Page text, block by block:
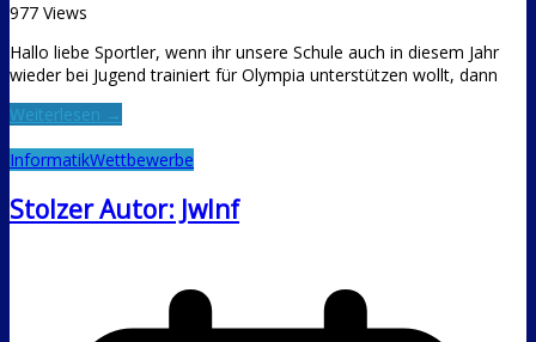
977 Views
Hallo liebe Sportler, wenn ihr unsere Schule auch in diesem Jahr
wieder bei Jugend trainiert für Olympia unterstützen wollt, dann
Weiterlesen →
InformatikWettbewerbe
Stolzer Autor: JwInf